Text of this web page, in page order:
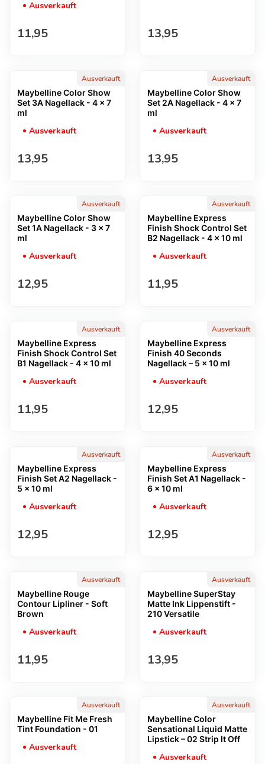
Ausverkauft
Regulärer Preis
11,95 Regulärer Preis
13,95
Ausverkauft
Maybelline Color Show
Set 3A Nagellack - 4 x 7
ml
Ausverkauft
Regulärer Preis
13,95
Ausverkauft
Maybelline Color Show
Set 2A Nagellack - 4 x 7
ml
Ausverkauft
Regulärer Preis
13,95
Ausverkauft
Maybelline Color Show
Set 1A Nagellack - 3 x 7
ml
Ausverkauft
Regulärer Preis
12,95
Ausverkauft
Maybelline Express
Finish Shock Control Set
B2 Nagellack - 4 x 10 ml
Ausverkauft
Regulärer Preis
11,95
Ausverkauft
Maybelline Express
Finish Shock Control Set
B1 Nagellack - 4 x 10 ml
Ausverkauft
Regulärer Preis
11,95
Ausverkauft
Maybelline Express
Finish 40 Seconds
Nagellack – 5 x 10 ml
Ausverkauft
Regulärer Preis
12,95
Ausverkauft
Maybelline Express
Finish Set A2 Nagellack -
5 x 10 ml
Ausverkauft
Regulärer Preis
12,95
Ausverkauft
Maybelline Express
Finish Set A1 Nagellack -
6 x 10 ml
Ausverkauft
Regulärer Preis
12,95
Ausverkauft
Maybelline Rouge
Contour Lipliner - Soft
Brown
Ausverkauft
Regulärer Preis
11,95
Ausverkauft
Maybelline SuperStay
Matte Ink Lippenstift -
210 Versatile
Ausverkauft
Regulärer Preis
13,95
Ausverkauft
Maybelline Fit Me Fresh
Tint Foundation - 01
Ausverkauft
Ausverkauft
Maybelline Color
Sensational Liquid Matte
Lipstick – 02 Strip It Off
Ausverkauft